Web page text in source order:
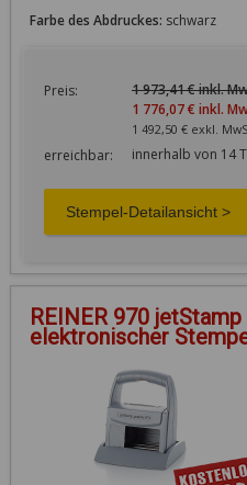
Farbe des Abdruckes: schwarz
Preis:
1 973,41 € inkl.
1 776,07 € inkl.
1 492,50 € exkl.
erreichbar: innerhalb von 14
REINER 970
elektronischer